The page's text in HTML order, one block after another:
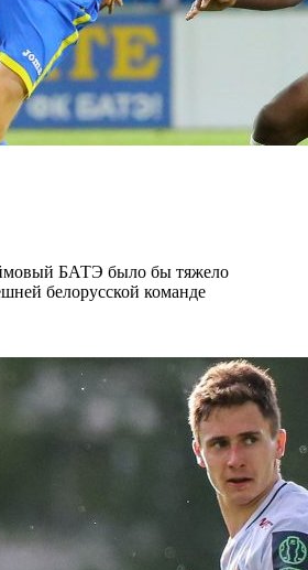
БАТЭ было бы тяжело
белорусской команде